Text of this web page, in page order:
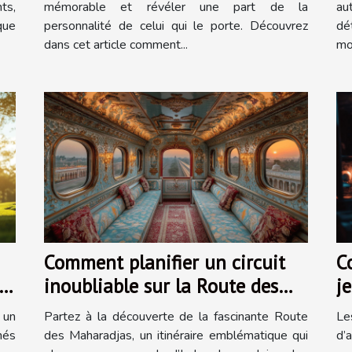
mémorable et révéler une part de la
personnalité de celui qui le porte. Découvrez
dans cet article comment...
Comment planifier un circuit
inoubliable sur la Route des
Maharadjas ?
Partez à la découverte de la fascinante Route
des Maharadjas, un itinéraire emblématique qui